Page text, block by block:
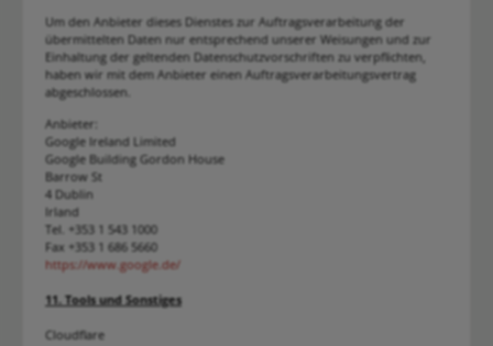
Um den Anbieter dieses Dienstes zur Auftragsverarbeitung der
übermittelten Daten nur entsprechend unserer Weisungen und zur
Einhaltung der geltenden Datenschutzvorschriften zu verpflichten,
haben wir mit dem Anbieter einen Auftragsverarbeitungsvertrag
abgeschlossen.
Anbieter:
Google Ireland Limited
Google Building Gordon House
Barrow St
4 Dublin
Irland
Tel. +353 1 543 1000
Fax +353 1 686 5660
https://www.google.de/
11. Tools und Sonstiges
Cloudflare